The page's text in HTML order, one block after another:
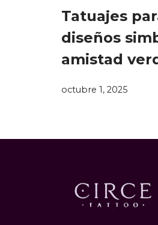
Tatuajes
diseños
amistad
octubre 1, 2025